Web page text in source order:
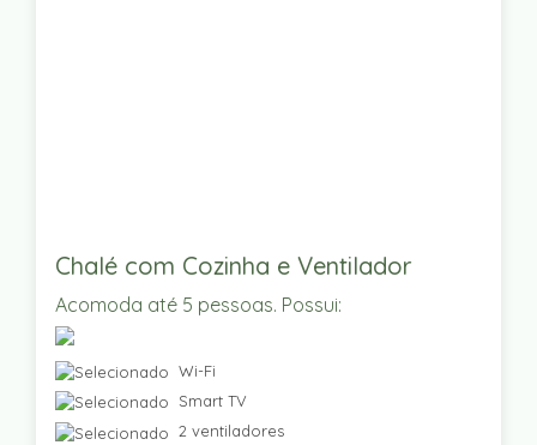
Chalé com Cozinha e Ventilador
Acomoda até 5 pessoas. Possui:
Wi-Fi
Smart TV
2 ventiladores